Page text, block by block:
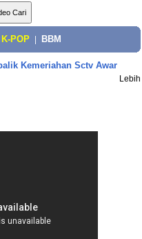
K-POP BBM
Kemeriahan Sctv Awar
Lebih